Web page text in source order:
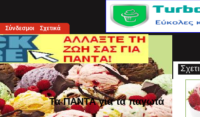
Σύνδεσμοι Σχετικά
Τα ΠΑΝΤΑ για τα παγωτά